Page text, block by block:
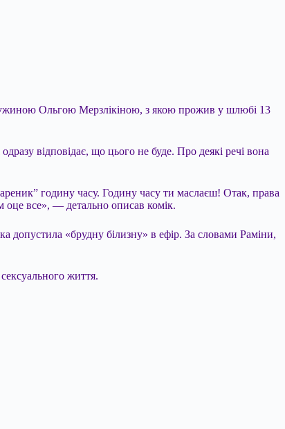
Ольгою Мерзлікіною, з якою прожив у шлюбі 13
відповідає, що цього не буде. Про деякі речі вона
годину часу. Годину часу ти маслаєш! Отак, права
все», — детально описав комік.
допустила «брудну білизну» в ефір. За словами Раміни,
життя.